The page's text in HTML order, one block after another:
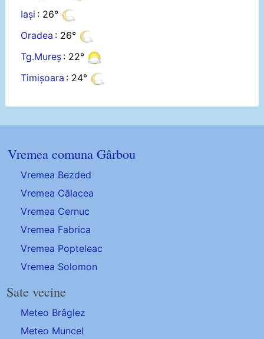
Iași : 26°
Oradea : 26°
Tg.Mureș : 22°
Timișoara : 24°
Vremea comuna Gârbou
Vremea Bezded
Vremea Călacea
Vremea Cernuc
Vremea Fabrica
Vremea Popteleac
Vremea Solomon
Sate vecine
Meteo Brâglez
Meteo Muncel